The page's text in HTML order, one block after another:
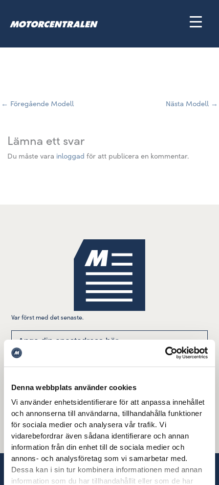
Denna webbplats använder cookies
Vi använder enhetsidentifierare för att anpassa innehållet
och annonserna till användarna, tillhandahålla funktioner
för sociala medier och analysera vår trafik. Vi
vidarebefordrar även sådana identifierare och annan
information från din enhet till de sociala medier och
annons- och analysföretag som vi samarbetar med.
Dessa kan i sin tur kombinera informationen med annan
information som du har tillhandahållit eller som de har
innehåll
← Föregående Modell Nästa Modell →
Lämna ett svar
Du måste vara inloggad för att publicera en kommentar.
Var först med det senaste.
Läs mer här